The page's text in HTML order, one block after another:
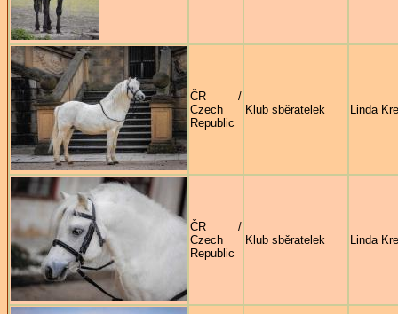
ČR /
Czech
Republic
Klub sběratelek Linda
ČR /
Czech
Republic
Klub sběratelek Linda